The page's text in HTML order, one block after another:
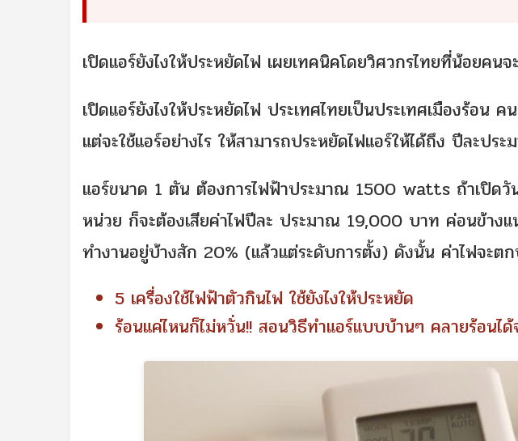
เปิดแอร์ยังไงให้ประหยัดไฟ เผยเทคนิคโดยวิศวกรไทยที่น้อยคนจ
เปิดแอร์ยังไงให้ประหยัดไฟ ประเทศไทยเป็นประเทศเมืองร้อน
แต่จะใช้แอร์อย่างไร ให้สามารถประหยัดไฟแอร์ให้ได้ถึง ปีละป
แอร์ขนาด 1 ตัน ต้องการไฟฟ้าประมาณ 1500 watts ถ้าเปิด
หน่วย ก็จะต้องเสียค่าไฟปีละ ประมาณ 19,000 บาท ค่อนข้างแ
ทำงานอยู่บ้างสัก 20% (แล้วแต่ระดับการตั้ง) ดังนั้น ค่าไฟจะ
5 เครื่องใช้ไฟฟ้าตัวกินไฟ ใช้ยังไงให้ประหยัด
ร้อนแค่ไหนก็ไม่หวั่น!! สอนวิธีทำแอร์แบบบ้านๆ คลายร้อนได้